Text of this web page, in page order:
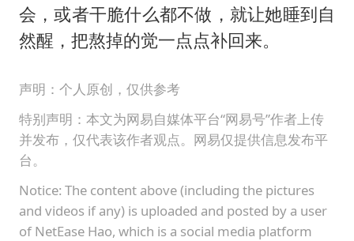
会，或者干脆什么都不做，就让她睡到自
然醒，把熬掉的觉一点点补回来。
声明：个人原创，仅供参考
特别声明：本文为网易自媒体平台“网易号”作者上传
并发布，仅代表该作者观点。网易仅提供信息发布平
台。
Notice: The content above (including the pictures
and videos if any) is uploaded and posted by a user
of NetEase Hao, which is a social media platform